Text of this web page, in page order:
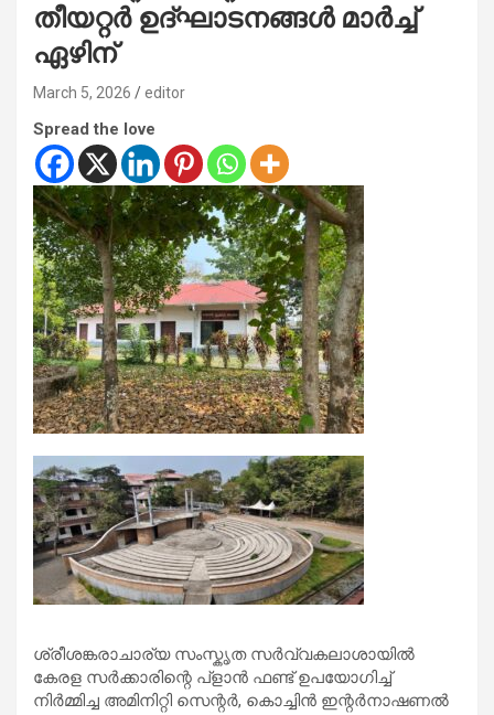
തീയറ്റര്‍ ഉദ്ഘാടനങ്ങള്‍ മാര്‍ച്ച്
ഏഴിന്
March 5, 2026 editor
Spread the love
ശ്രീശങ്കരാചാര്യ സംസ്കൃത സര്‍വ്വകലാശായില്‍
കേരള സര്‍ക്കാരിന്റെ പ്ളാന്‍ ഫണ്ട് ഉപയോഗിച്ച്
നിര്‍മ്മിച്ച അമിനിറ്റി സെന്റര്‍, കൊച്ചിന്‍ ഇന്റര്‍നാഷണല്‍